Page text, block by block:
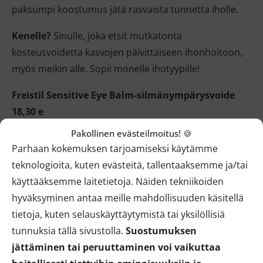
Pakollinen evästeilmoitus! 🍪
Parhaan kokemuksen tarjoamiseksi käytämme
teknologioita, kuten evästeitä, tallentaaksemme ja/tai
käyttääksemme laitetietoja. Näiden tekniikoiden
hyväksyminen antaa meille mahdollisuuden käsitellä
tietoja, kuten selauskäyttäytymistä tai yksilöllisiä
tunnuksia tällä sivustolla. Suostumuksen
jättäminen tai peruuttaminen voi vaikuttaa
paksumpi koostumus jätä rasvaista tunnetta iholle.
Kenelle? Sinulle, joka etsit mutkatonta
kosteusvoidetta kasvojen päivittäiseen ihonhoitoon,
myös meikin alle. Sopii monelle ihotyypille!
Freistil Sensitive Eye Balm-silmänympärysvoide
18,30 e
Hajusteeton silmänympärysvoide onihanan lempeä
kosteuttaja kasvojen ohuimmalle ihoalueelle.
Luonnonkosmetiikan silmänympärysvoide luottaa
niin ikään aloen, jojoban, manteli- ja soijaöljyn
hoitavuuteen. Antioksidanttipitoinen E-vitamiini ja
tyrniöljy lisäävät komboon annoksen elvyttäviä ja
uudistavia tehoaineita. Voiteen ihotuntuma on kevyt,
helposti tasoittuva ja hyvällä tavalla ”ei juuri minkään